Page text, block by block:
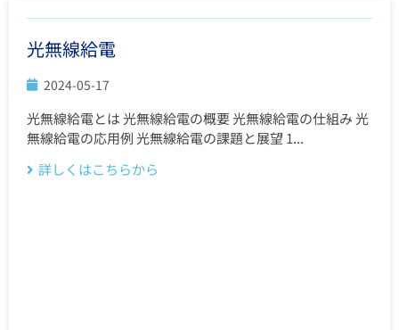
光無線給電
2024-05-17
光無線給電とは 光無線給電の概要 光無線給電の仕組み 光
無線給電の応用例 光無線給電の課題と展望 1...
詳しくはこちらから